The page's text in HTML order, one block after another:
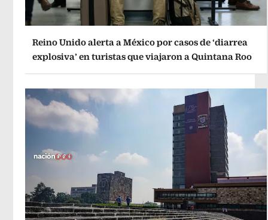
Reino Unido alerta a México por casos de ‘diarrea
explosiva’ en turistas que viajaron a Quintana Roo